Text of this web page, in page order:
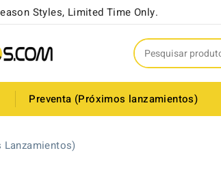
Styles, Limited Time Only.
Preventa (Próximos lanzamientos)
Lanzamientos)